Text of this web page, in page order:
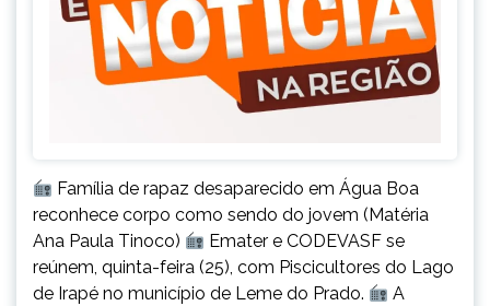
Família de rapaz desaparecido em Água Boa
reconhece corpo como sendo do jovem (Matéria
Ana Paula Tinoco)
Emater e CODEVASF se
reúnem, quinta-feira (25), com Piscicultores do Lago
de Irapé no município de Leme do Prado.
A